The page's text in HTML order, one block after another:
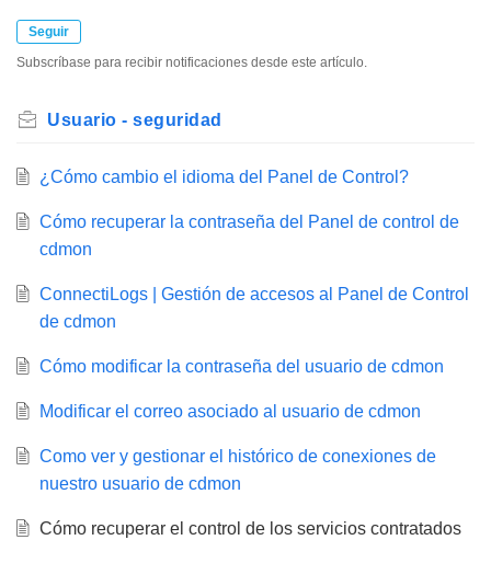
Seguir
Subscríbase para recibir notificaciones desde este artículo.
Usuario - seguridad
¿Cómo cambio el idioma del Panel de Control?
Cómo recuperar la contraseña del Panel de control de
cdmon
ConnectiLogs | Gestión de accesos al Panel de Control
de cdmon
Cómo modificar la contraseña del usuario de cdmon
Modificar el correo asociado al usuario de cdmon
Como ver y gestionar el histórico de conexiones de
nuestro usuario de cdmon
Cómo recuperar el control de los servicios contratados